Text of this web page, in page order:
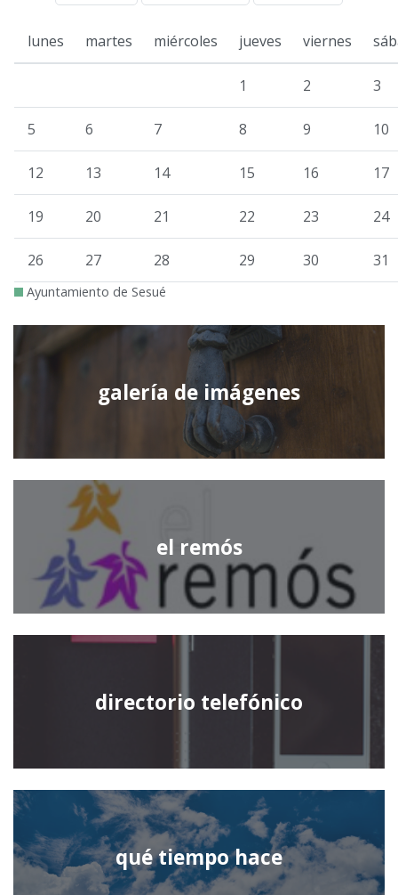
lunes martes miércoles jueves viernes
1 2 3
5 6 7 8 9 10
12 13 14 15 16 17
19 20 21 22 23 24
26 27 28 29 30 31
Ayuntamiento de Sesué
galería de imágenes
el remós
directorio telefónico
qué tiempo hace